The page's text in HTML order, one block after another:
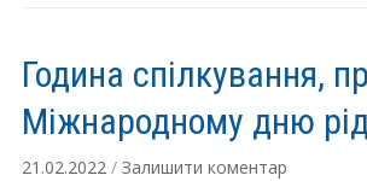
Година спілкування,
Міжнародному дню
21.02.2022 / Залишити коментар